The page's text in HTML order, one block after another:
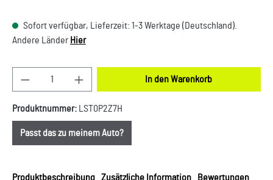
Sofort verfügbar, Lieferzeit: 1-3 Werktage (Deutschland).
Andere Länder Hier
Produkt Anzahl: Gib den gewünschten Wert ein
In den Warenkorb
Produktnummer: LST0P2Z7H
Passt das zu meinem Auto?
Produktbeschreibung Zusätzliche Information Bewertungen